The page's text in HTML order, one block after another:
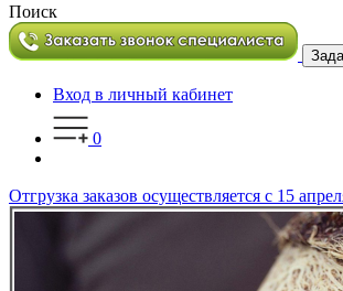
Поиск
Вход в личный кабинет
0
Отгрузка заказов осуществляется с 15